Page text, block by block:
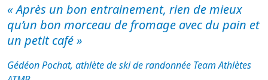
« Après un bon entrainement, rien de mieux
qu’un bon morceau de fromage avec du pain et
un petit café »
Gédéon Pochat, athlète de ski de randonnée Team Athlètes